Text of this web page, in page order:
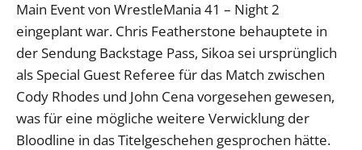
Main Event von WrestleMania 41 – Night 2
eingeplant war. Chris Featherstone behauptete in
der Sendung Backstage Pass, Sikoa sei ursprünglich
als Special Guest Referee für das Match zwischen
Cody Rhodes und John Cena vorgesehen gewesen,
was für eine mögliche weitere Verwicklung der
Bloodline in das Titelgeschehen gesprochen hätte.